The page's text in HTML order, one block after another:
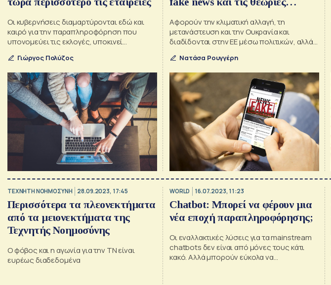
Οι κυβερνήσεις διαμαρτύρονται εδώ και
καιρό για την παραπληροφόρηση που
υπονομεύει τις εκλογές, υποκινεί
διαιρέσεις - Οι επιχειρήσεις βρίσκονται
τώρα επίσης στο στόχαστρο
Γιώργος Πολύζος
Αφορούν την κλιματική αλλαγή, τη
μετανάστευση και την Ουκρανία και
διαδίδονται στην ΕΕ μέσω πολιτικών, αλλά
Νατάσα Ρουγγέρη
TΕΧΝΗΤΗ ΝΟΗΜΟΣΥΝΗ 28.09.2023, 17:45
Περισσότερα τα πλεονεκτήματα
από τα μειονεκτήματα της
Τεχνητής Νοημοσύνης
O φόβος και η αγωνία για την ΤΝ είναι
ευρέως διαδεδομένα
WORLD 16.07.2023, 11:23
Chatbot: Μπορεί να φέρουν μια
νέα εποχή παραπληροφόρησης;
Οι εναλλακτικές λύσεις για τα mainstream
chatbots δεν είναι από μόνες τους κάτι
κακό. Αλλά μπορούν εύκολα να